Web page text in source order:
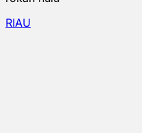
RIAU